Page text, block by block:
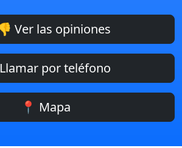
Ver las opiniones
por teléfono
📍 Mapa